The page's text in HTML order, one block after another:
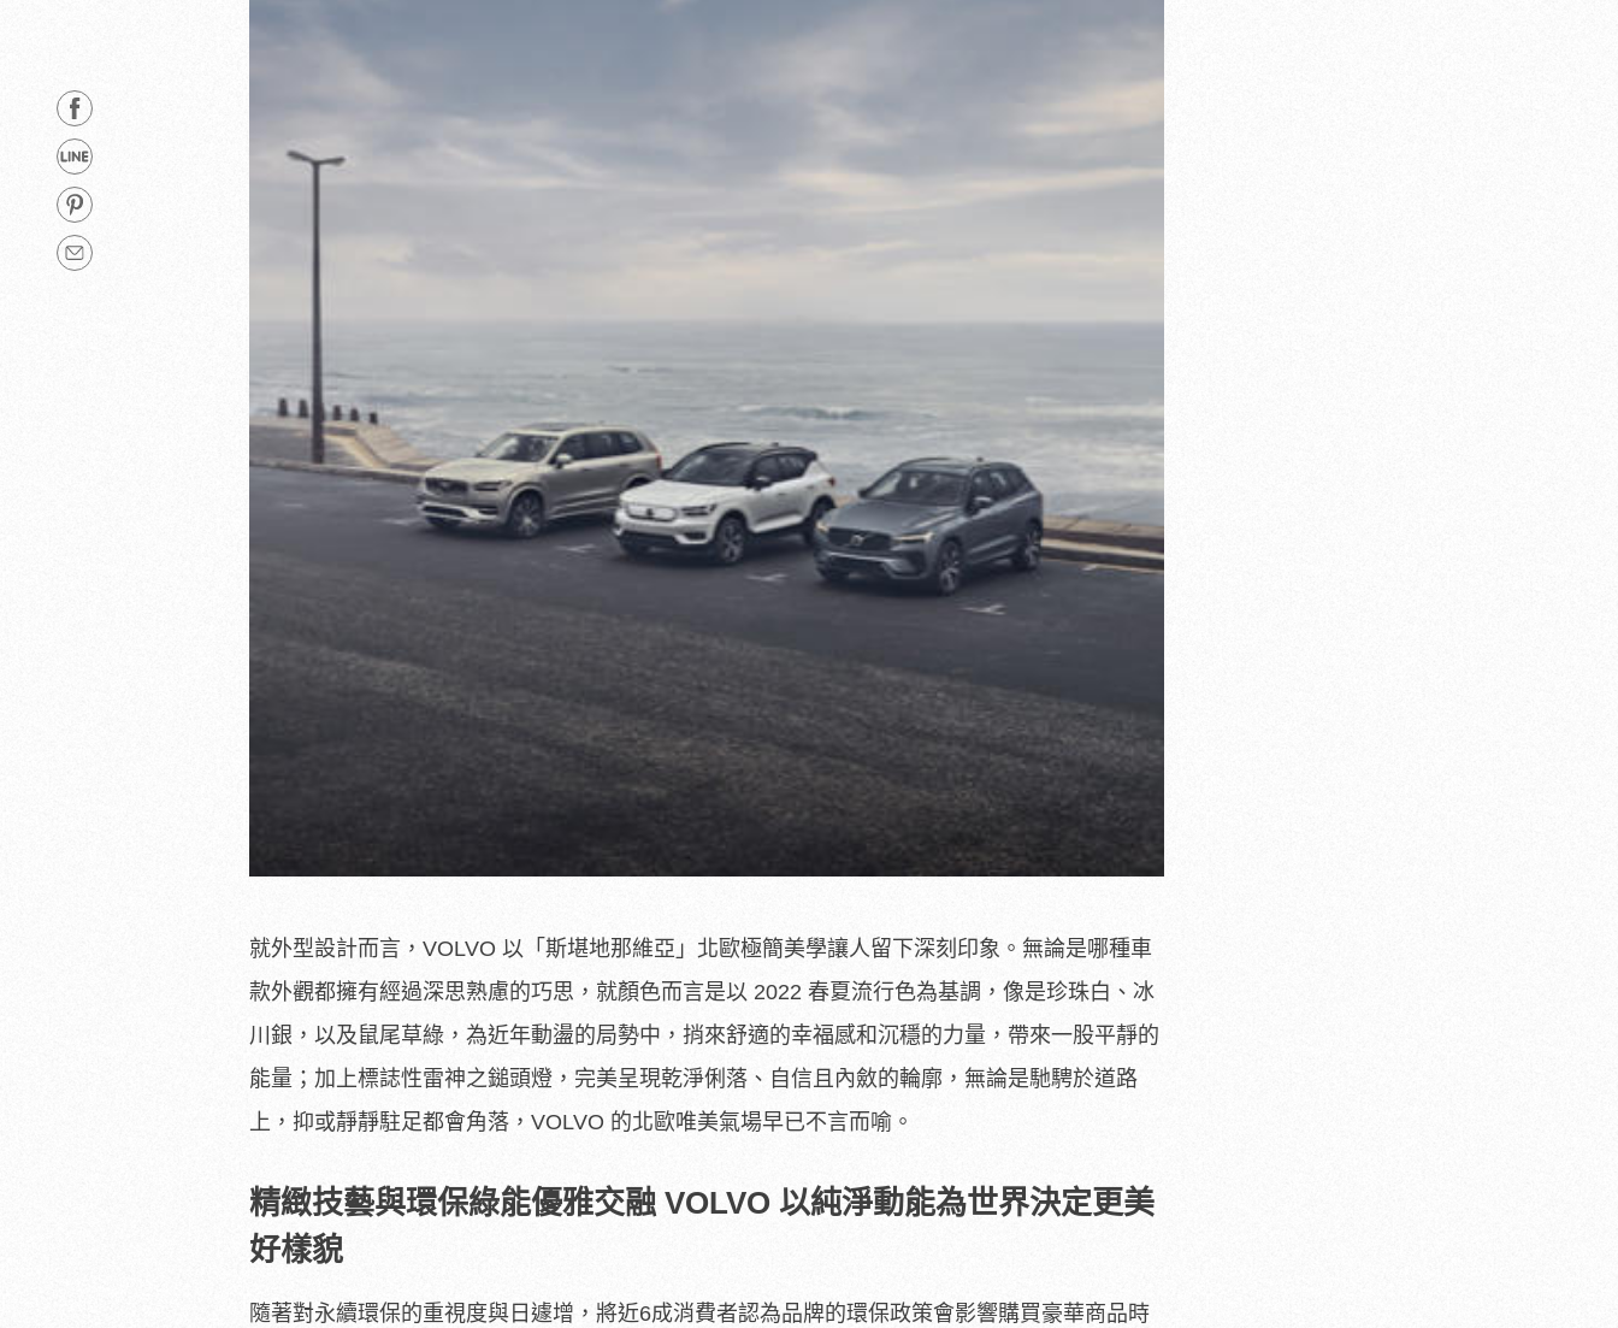
就外型設計而言，VOLVO 以「斯堪地那維亞」北歐極簡美學讓人留下深刻印象。無論是哪種車
款外觀都擁有經過深思熟慮的巧思，就顏色而言是以 2022 春夏流行色為基調，像是珍珠白、冰
川銀，以及鼠尾草綠，為近年動盪的局勢中，捎來舒適的幸福感和沉穩的力量，帶來一股平靜的
能量；加上標誌性雷神之鎚頭燈，完美呈現乾淨俐落、自信且內斂的輪廓，無論是馳騁於道路
上，抑或靜靜駐足都會角落，VOLVO 的北歐唯美氣場早已不言而喻。
精緻技藝與環保綠能優雅交融 VOLVO 以純淨動能為世界決定更美
好樣貌
隨著對永續環保的重視度與日遽增，將近6成消費者認為品牌的環保政策會影響購買豪華商品時